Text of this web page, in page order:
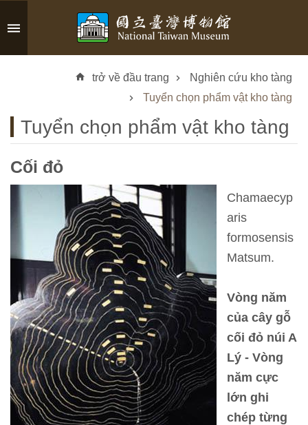
Skip to main content
c
e
S
T
h
ô
n
g
trở về đầu trang
Nghiên cứu kho tàng
Tuyển chọn phẩm vật kho tàng
Tuyển chọn phẩm vật kho tàng
Cối đỏ
Chamaecyp
aris
formosensis
Matsum.
Vòng năm
của cây gỗ
cối đỏ núi A
Lý - Vòng
năm cực
lớn ghi
chép từng